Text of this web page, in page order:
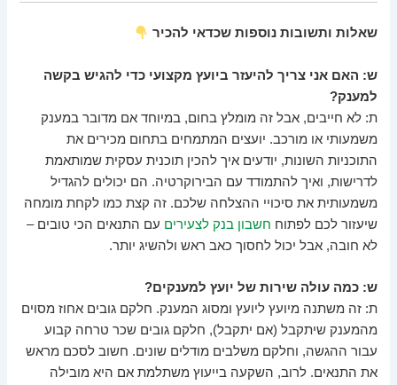
שאלות ותשובות נוספות שכדאי להכיר
ש: האם אני צריך להיעזר ביועץ מקצועי כדי להגיש בקשה
למענק?
ת: לא חייבים, אבל זה מומלץ בחום, במיוחד אם מדובר במענק
משמעותי או מורכב. יועצים המתמחים בתחום מכירים את
התוכניות השונות, יודעים איך להכין תוכנית עסקית שמותאמת
לדרישות, ואיך להתמודד עם הבירוקרטיה. הם יכולים להגדיל
משמעותית את סיכויי ההצלחה שלכם. זה קצת כמו לקחת מומחה
שיעזור לכם לפתוח חשבון בנק לצעירים עם התנאים הכי טובים –
לא חובה, אבל יכול לחסוך כאב ראש ולהשיג יותר.
ש: כמה עולה שירות של יועץ למענקים?
ת: זה משתנה מיועץ ליועץ ומסוג המענק. חלקם גובים אחוז מסוים
מהמענק שיתקבל (אם יתקבל), חלקם גובים שכר טרחה קבוע
עבור ההגשה, וחלקם משלבים מודלים שונים. חשוב לסכם מראש
את התנאים. לרוב, השקעה בייעוץ משתלמת אם היא מובילה